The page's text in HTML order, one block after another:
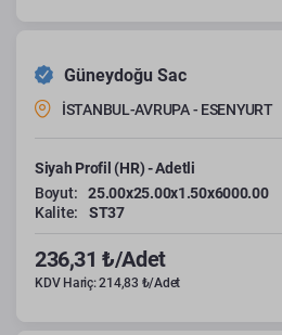
Güneydoğu Sac
İSTANBUL-AVRUPA - ESENYURT
Siyah Profil (HR) - Adetli
Boyut:
25.00x25.00x1.50x6000.00
Kalite:
ST37
236,31 ₺/Adet
KDV Hariç: 214,83 ₺/Adet